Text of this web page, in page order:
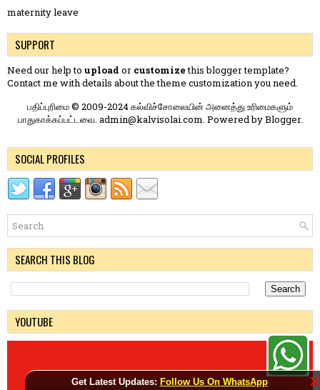
Get Latest Updates: Follow Us On WhatsApp X
maternity leave
SUPPORT
Need our help to upload or customizethis blogger template?
Contact me with details about the theme customization you need.
பதிப்புரிமை © 2009-2024 கல்விச்சோலையின் அனைத்து உரிமைகளும்
பாதுகாக்கப்பட்டவை. admin@kalvisolai.com. Powered byBlogger.
SOCIAL PROFILES
SEARCH THIS BLOG
YOUTUBE